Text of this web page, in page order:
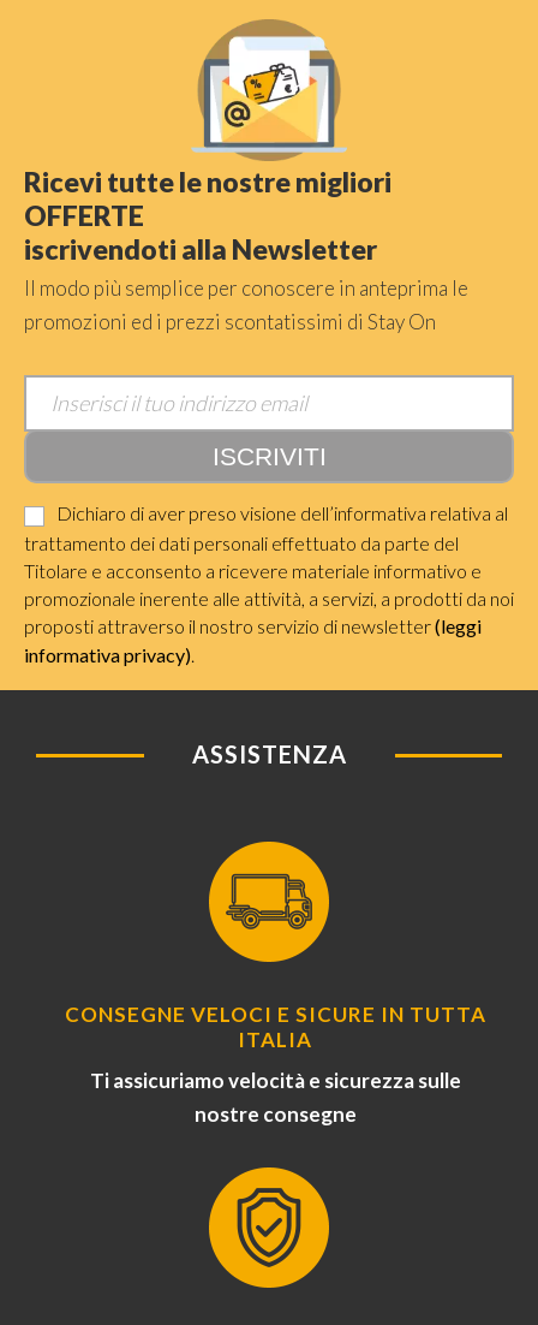
Ricevi tutte le nostre migliori
OFFERTE
iscrivendoti alla Newsletter
Il modo più semplice per conoscere in anteprima le
promozioni ed i prezzi scontatissimi di Stay On
Dichiaro di aver preso visione dell’informativa relativa al
trattamento dei dati personali effettuato da parte del
Titolare e acconsento a ricevere materiale informativo e
promozionale inerente alle attività, a servizi, a prodotti da noi
proposti attraverso il nostro servizio di newsletter(leggi
informativa privacy)
ASSISTENZA
CONSEGNE VELOCI E SICURE IN TUTTA
ITALIA
Ti assicuriamo velocità e sicurezza sulle
nostre consegne